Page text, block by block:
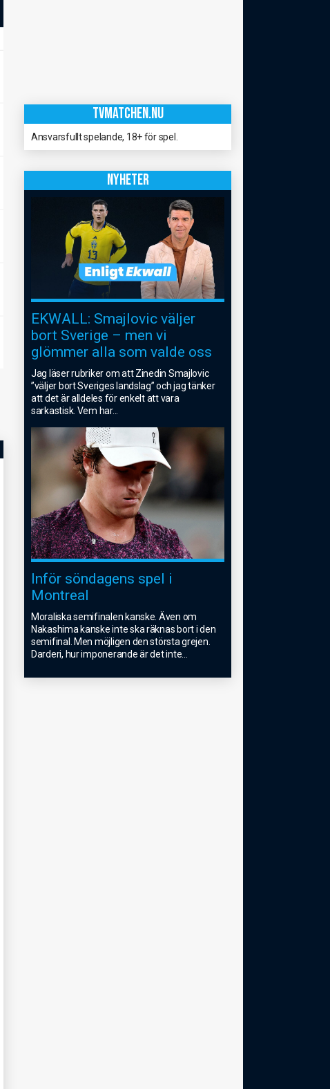
TVMATCHEN.NU
Ansvarsfullt spelande, 18+ för spel.
NYHETER
EKWALL: Smajlovic väljer
bort Sverige – men vi
glömmer alla som valde oss
Jag läser rubriker om att Zinedin Smajlovic
”väljer bort Sveriges landslag” och jag tänker
att det är alldeles för enkelt att vara
sarkastisk. Vem har...
Inför söndagens spel i
Montreal
Moraliska semifinalen kanske. Även om
Nakashima kanske inte ska räknas bort i den
semifinal. Men möjligen den största grejen.
Darderi, hur imponerande är det inte